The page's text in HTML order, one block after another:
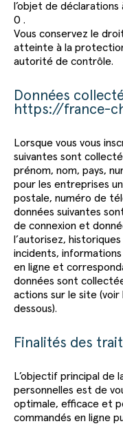
l’objet de déclarations
0 .
Vous conservez le
atteinte à la
autorité de contrôle.
Données
https://france-
Lorsque vous vous
suivantes sont
prénom, nom, pays,
pour les entreprises
postale, numéro de
données suivantes
de connexion et
l’autorisez,
incidents,
en ligne et
données sont
actions sur le site
dessous).
Finalités des
L’objectif principal de
personnelles est de
optimale, efficace et
commandés en ligne